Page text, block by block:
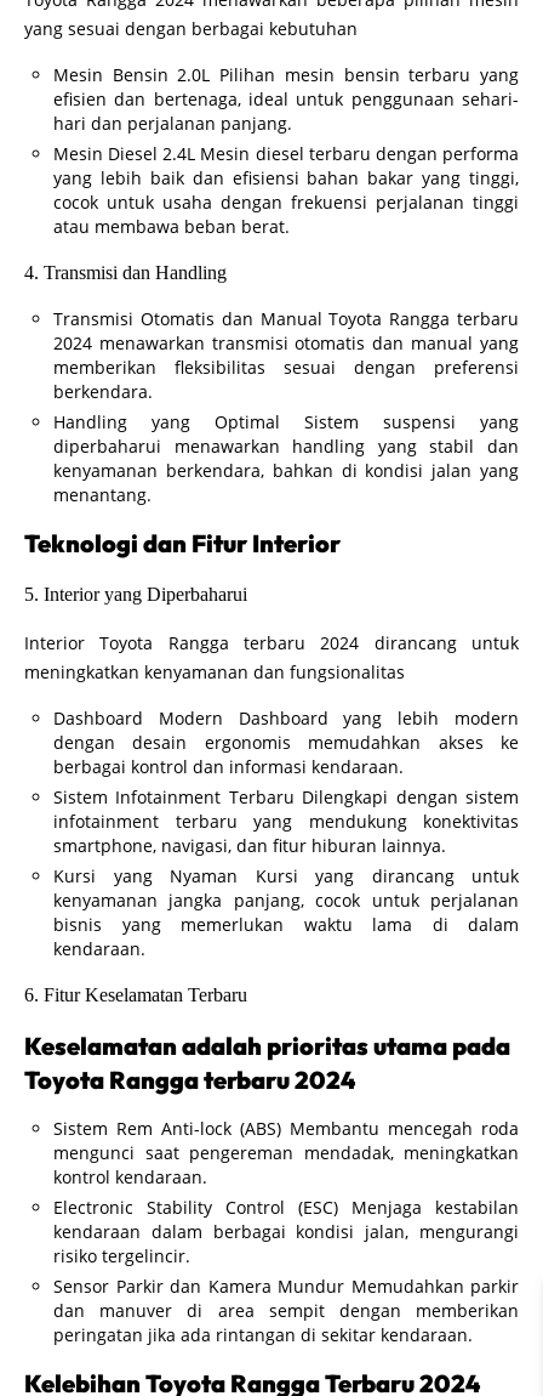
yang sesuai dengan berbagai kebutuhan
Mesin Bensin 2.0L Pilihan mesin bensin terbaru yang
efisien dan bertenaga, ideal untuk penggunaan sehari-
hari dan perjalanan panjang.
Mesin Diesel 2.4L Mesin diesel terbaru dengan performa
yang lebih baik dan efisiensi bahan bakar yang tinggi,
cocok untuk usaha dengan frekuensi perjalanan tinggi
atau membawa beban berat.
4. Transmisi dan Handling
Transmisi Otomatis dan Manual Toyota Rangga terbaru
2024 menawarkan transmisi otomatis dan manual yang
memberikan fleksibilitas sesuai dengan preferensi
berkendara.
Handling yang Optimal Sistem suspensi yang
diperbaharui menawarkan handling yang stabil dan
kenyamanan berkendara, bahkan di kondisi jalan yang
menantang.
Teknologi dan Fitur Interior
5. Interior yang Diperbaharui
Interior Toyota Rangga terbaru 2024 dirancang untuk
meningkatkan kenyamanan dan fungsionalitas
Dashboard Modern Dashboard yang lebih modern
dengan desain ergonomis memudahkan akses ke
berbagai kontrol dan informasi kendaraan.
Sistem Infotainment Terbaru Dilengkapi dengan sistem
infotainment terbaru yang mendukung konektivitas
smartphone, navigasi, dan fitur hiburan lainnya.
Kursi yang Nyaman Kursi yang dirancang untuk
kenyamanan jangka panjang, cocok untuk perjalanan
bisnis yang memerlukan waktu lama di dalam
kendaraan.
6. Fitur Keselamatan Terbaru
Keselamatan adalah prioritas utama pada
Toyota Rangga terbaru 2024
Sistem Rem Anti-lock (ABS) Membantu mencegah roda
mengunci saat pengereman mendadak, meningkatkan
kontrol kendaraan.
Electronic Stability Control (ESC) Menjaga kestabilan
kendaraan dalam berbagai kondisi jalan, mengurangi
risiko tergelincir.
Sensor Parkir dan Kamera Mundur Memudahkan parkir
dan manuver di area sempit dengan memberikan
peringatan jika ada rintangan di sekitar kendaraan.
Kelebihan Toyota Rangga Terbaru 2024